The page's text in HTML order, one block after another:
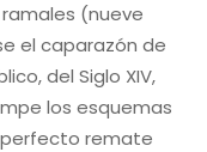
(nueve
el caparazón de
del Siglo XIV,
los esquemas
perfecto remate